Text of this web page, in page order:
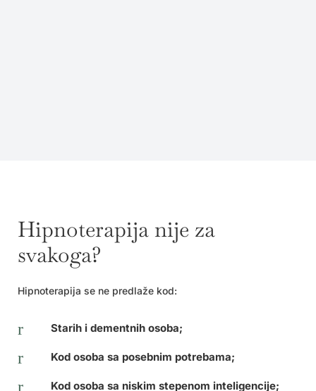
Hipnoterapija nije za
svakoga?
Hipnoterapija se ne predlaže kod:
r Starih i dementnih osoba;
r Kod osoba sa posebnim potrebama;
r Kod osoba sa niskim stepenom inteligencije;